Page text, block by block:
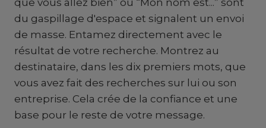
que vous allez bien” ou “Mon nom est...” sont
du gaspillage d'espace et signalent un envoi
de masse. Entamez directement avec le
résultat de votre recherche. Montrez au
destinataire, dans les dix premiers mots, que
vous avez fait des recherches sur lui ou son
entreprise. Cela crée de la confiance et une
base pour le reste de votre message.